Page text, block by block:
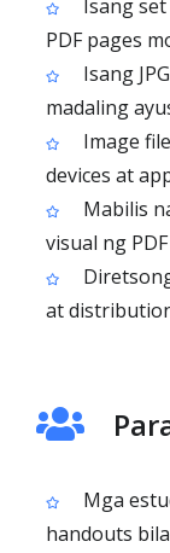
Isang
PDF pages
Isang
madaling
Image
devices at
Mabilis
visual ng
at
Mga
handouts